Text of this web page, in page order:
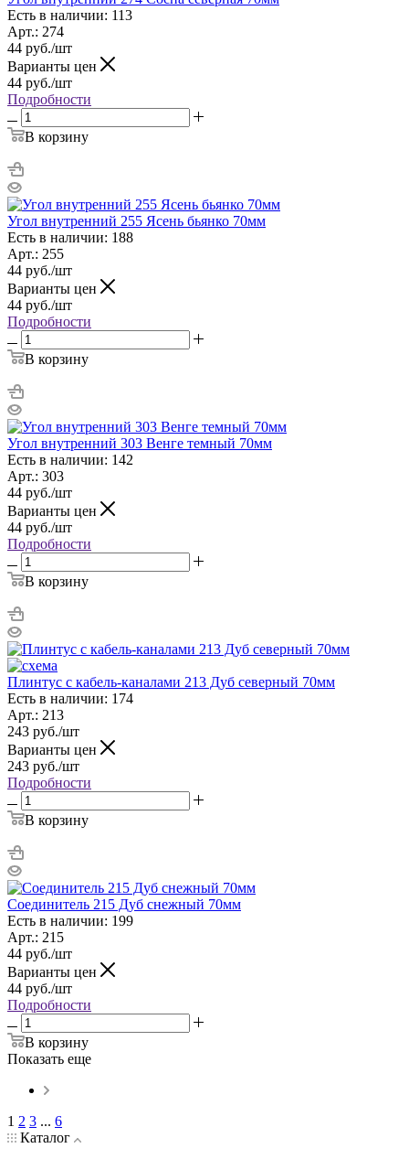
Есть в наличии: 113
Арт.: 274
44 руб./шт
Варианты цен
44 руб./шт
Подробности
В корзину
Угол внутренний 255 Ясень бьянко 70мм
Есть в наличии: 188
Арт.: 255
44 руб./шт
Варианты цен
44 руб./шт
Подробности
В корзину
Угол внутренний 303 Венге темный 70мм
Есть в наличии: 142
Арт.: 303
44 руб./шт
Варианты цен
44 руб./шт
Подробности
В корзину
Плинтус с кабель-каналами 213 Дуб северный 70мм
Есть в наличии: 174
Арт.: 213
243 руб./шт
Варианты цен
243 руб./шт
Подробности
В корзину
Соединитель 215 Дуб снежный 70мм
Есть в наличии: 199
Арт.: 215
44 руб./шт
Варианты цен
44 руб./шт
Подробности
В корзину
Показать еще
1 2 3 ... 6
Каталог